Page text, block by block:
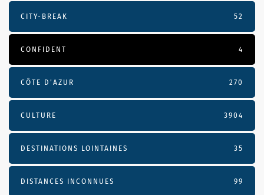
CITY-BREAK 52
CONFIDENT 4
CÔTE D’AZUR 270
CULTURE 3904
DESTINATIONS LOINTAINES 35
DISTANCES INCONNUES 99